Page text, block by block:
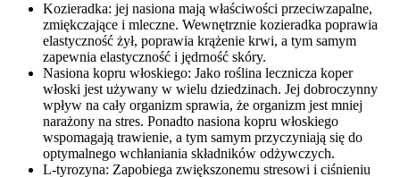
Kozieradka: jej nasiona mają właściwości przeciwzapalne,
zmiękczające i mleczne. Wewnętrznie kozieradka poprawia
elastyczność żył, poprawia krążenie krwi, a tym samym
zapewnia elastyczność i jędrność skóry.
Nasiona kopru włoskiego: Jako roślina lecznicza koper
włoski jest używany w wielu dziedzinach. Jej dobroczynny
wpływ na cały organizm sprawia, że ​​organizm jest mniej
narażony na stres. Ponadto nasiona kopru włoskiego
wspomagają trawienie, a tym samym przyczyniają się do
optymalnego wchłaniania składników odżywczych.
L-tyrozyna: Zapobiega zwiększonemu stresowi i ciśnieniu